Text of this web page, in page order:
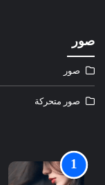
صور
صور
صور متحركة